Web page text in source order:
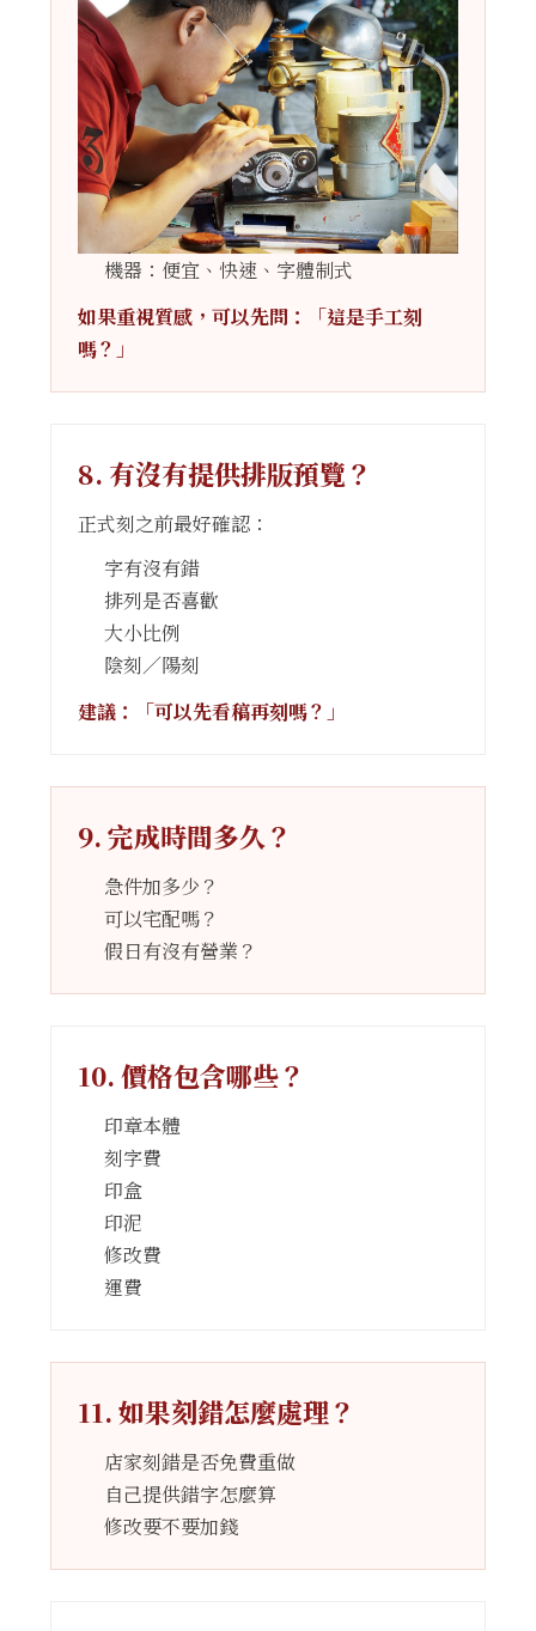
機器：便宜、快速、字體制式
如果重視質感，可以先問：「這是手工刻
嗎？」
8. 有沒有提供排版預覽？
正式刻之前最好確認：
字有沒有錯
排列是否喜歡
大小比例
陰刻／陽刻
建議：「可以先看稿再刻嗎？」
9. 完成時間多久？
急件加多少？
可以宅配嗎？
假日有沒有營業？
10. 價格包含哪些？
印章本體
刻字費
印盒
印泥
修改費
運費
11. 如果刻錯怎麼處理？
店家刻錯是否免費重做
自己提供錯字怎麼算
修改要不要加錢